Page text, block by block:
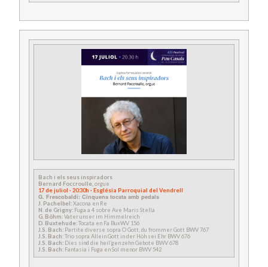
Bach i els seus inspiradors
Bernard Foccroulle, orgue
17 de juliol · 20:30h · Església Parroquial del Vendrell
G. Frescobaldi: Cinquena tocata amb pedals
J. Pachelbel:Xacona en Re
N. de Grigny: Fuga a 4 sobre Ave Maris Stella
G. Böhm:Vater unser im Himmelreich
D. Buxtehude:Tocata en Fa BuxWV 156
J.S. Bach: Partite diverse sopra O Gott, du frommer Gott BWV 767
J.S. Bach:Trio sopra Allein Gott in der Höh sei Ehr BWV 676
J.S. Bach: Dies sind die heil’gen zehn Gebote BWV 678
J.S. Bach: Fantasia i Fuga en Sol menor BWV 542